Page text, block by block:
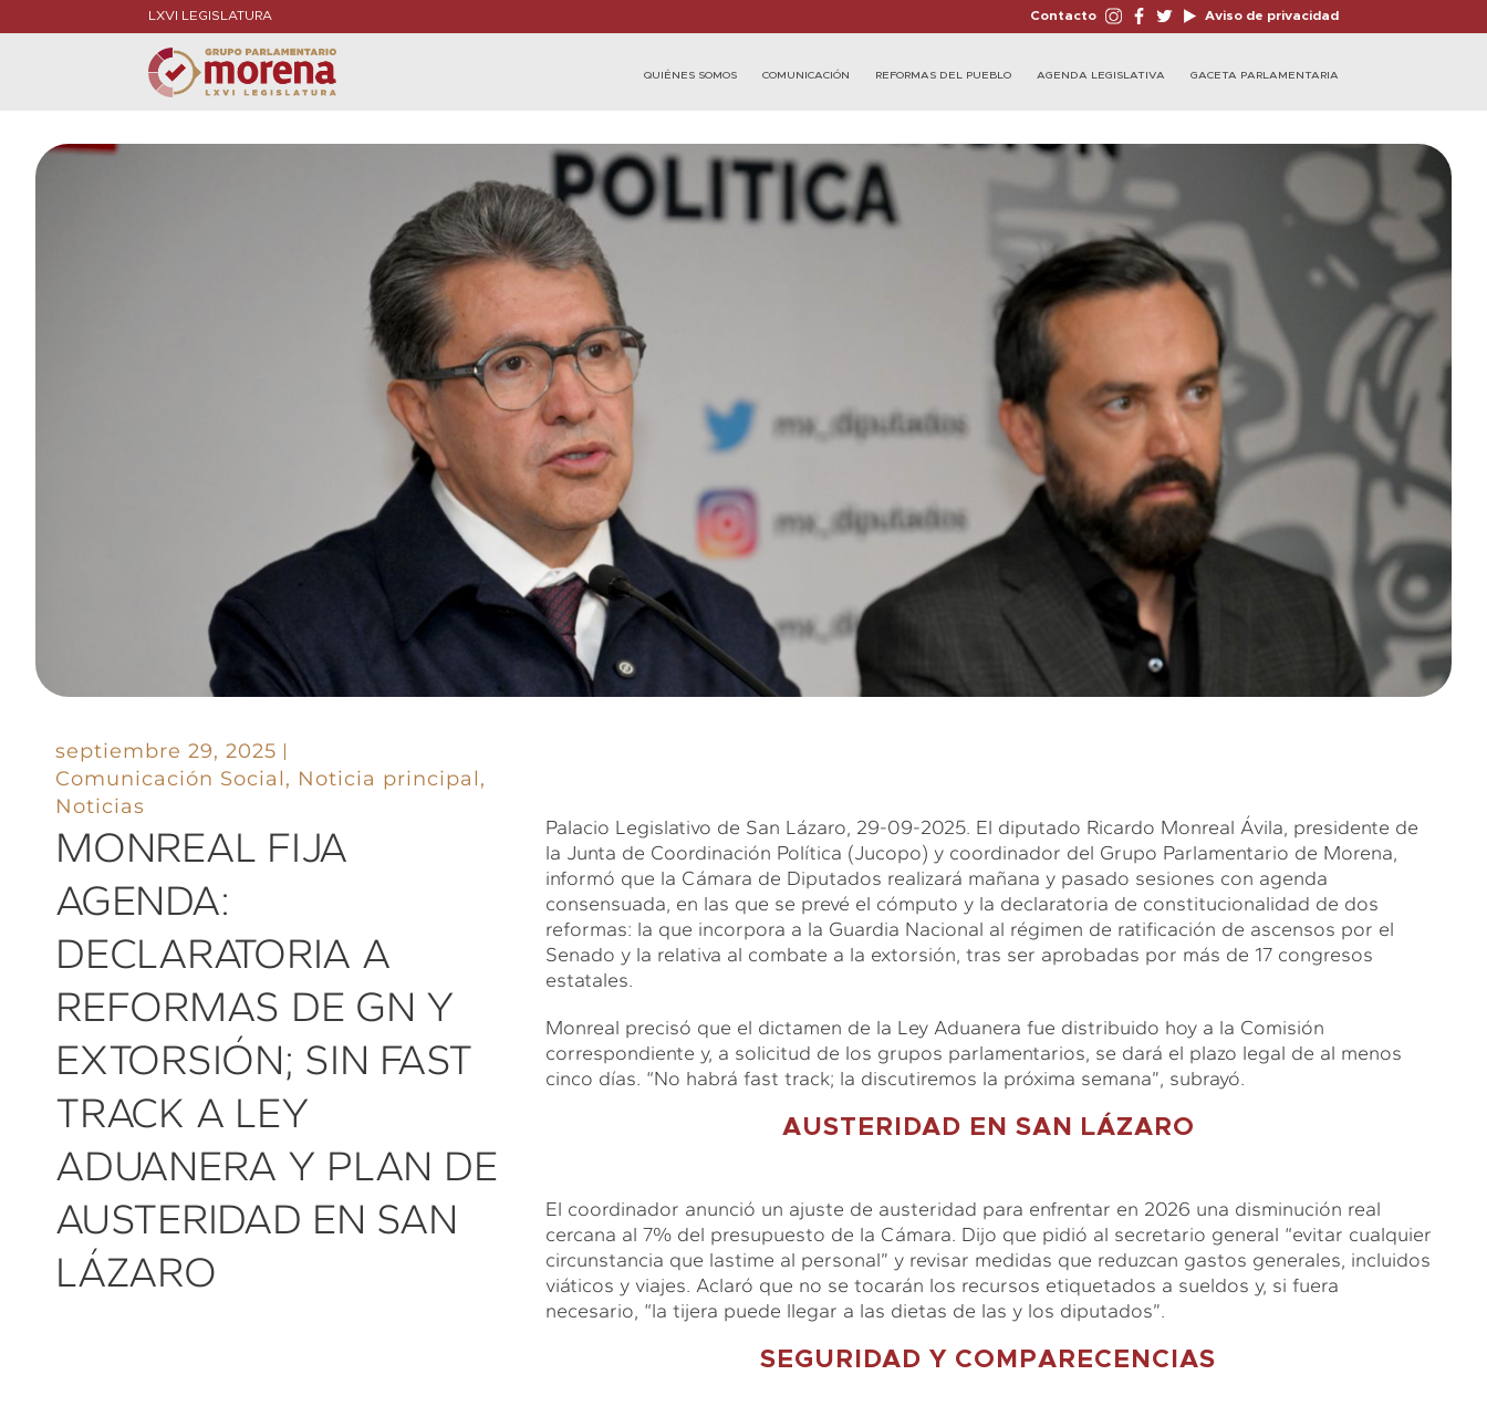
LXVI LEGISLATURA Contacto Aviso de privacidad
QUIÉNES SOMOS COMUNICACIÓN REFORMAS DEL PUEBLO AGENDA LEGISLATIVA GACETA PARLAMENTARIA
septiembre 29, 2025
Comunicación Social, Noticia principal,
Noticias
MONREAL FIJA
AGENDA:
DECLARATORIA A
REFORMAS DE GN Y
EXTORSIÓN; SIN FAST
TRACK A LEY
ADUANERA Y PLAN DE
AUSTERIDAD EN SAN
LÁZARO
Palacio Legislativo de San Lázaro, 29-09-2025. El diputado Ricardo Monreal Ávila, presidente de
la Junta de Coordinación Política (Jucopo) y coordinador del Grupo Parlamentario de Morena,
informó que la Cámara de Diputados realizará mañana y pasado sesiones con agenda
consensuada, en las que se prevé el cómputo y la declaratoria de constitucionalidad de dos
reformas: la que incorpora a la Guardia Nacional al régimen de ratificación de ascensos por el
Senado y la relativa al combate a la extorsión, tras ser aprobadas por más de 17 congresos
estatales.
Monreal precisó que el dictamen de la Ley Aduanera fue distribuido hoy a la Comisión
correspondiente y, a solicitud de los grupos parlamentarios, se dará el plazo legal de al menos
cinco días. “No habrá fast track; la discutiremos la próxima semana”, subrayó.
AUSTERIDAD EN SAN LÁZARO
El coordinador anunció un ajuste de austeridad para enfrentar en 2026 una disminución real
cercana al 7% del presupuesto de la Cámara. Dijo que pidió al secretario general “evitar cualquier
circunstancia que lastime al personal” y revisar medidas que reduzcan gastos generales, incluidos
viáticos y viajes. Aclaró que no se tocarán los recursos etiquetados a sueldos y, si fuera
necesario, “la tijera puede llegar a las dietas de las y los diputados”.
SEGURIDAD Y COMPARECENCIAS